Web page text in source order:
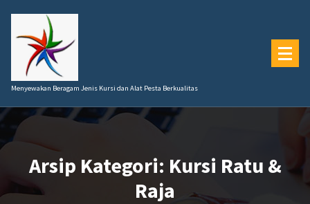
konten
Menyewakan Beragam Jenis Kursi dan Alat Pesta Berkualitas
Arsip Kategori: Kursi Ratu &
Raja